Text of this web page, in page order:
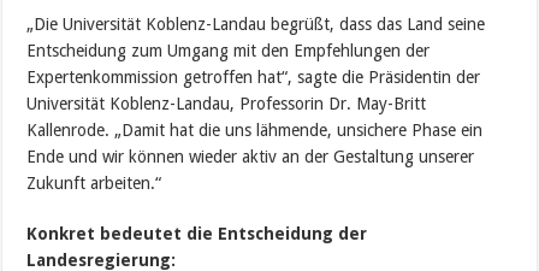
„Die Universität Koblenz-Landau begrüßt, dass das Land seine
Entscheidung zum Umgang mit den Empfehlungen der
Expertenkommission getroffen hat“, sagte die Präsidentin der
Universität Koblenz-Landau, Professorin Dr. May-Britt
Kallenrode. „Damit hat die uns lähmende, unsichere Phase ein
Ende und wir können wieder aktiv an der Gestaltung unserer
Zukunft arbeiten.“
Konkret bedeutet die Entscheidung der
Landesregierung: